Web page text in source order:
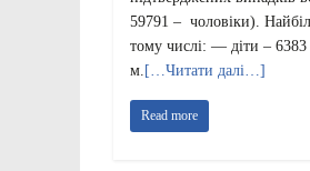
59791 – чоловіки).
тому числі: — діти –
м. […Читати далі…]
Read more